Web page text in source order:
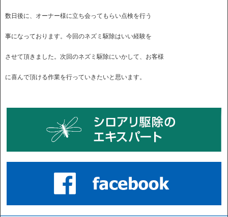
数日後に、オーナー様に立ち会ってもらい点検を行う
事になっております。今回のネズミ駆除はいい経験を
させて頂きました。次回のネズミ駆除にいかして、お客様
に喜んで頂ける作業を行っていきたいと思います。